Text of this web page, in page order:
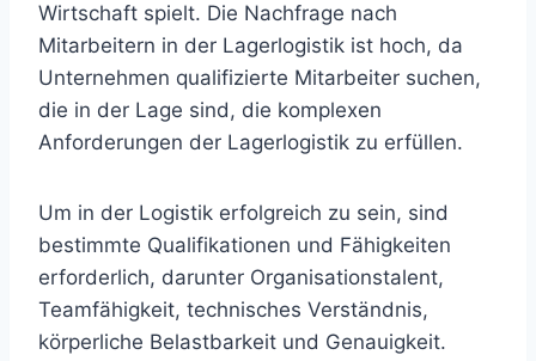
Wirtschaft spielt. Die Nachfrage nach
Mitarbeitern in der Lagerlogistik ist hoch, da
Unternehmen qualifizierte Mitarbeiter suchen,
die in der Lage sind, die komplexen
Anforderungen der Lagerlogistik zu erfüllen.
Um in der Logistik erfolgreich zu sein, sind
bestimmte Qualifikationen und Fähigkeiten
erforderlich, darunter Organisationstalent,
Teamfähigkeit, technisches Verständnis,
körperliche Belastbarkeit und Genauigkeit.